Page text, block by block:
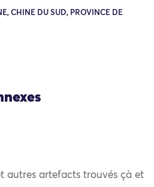
CHINE DU SUD, PROVINCE DE
autres artefacts trouvés çà et